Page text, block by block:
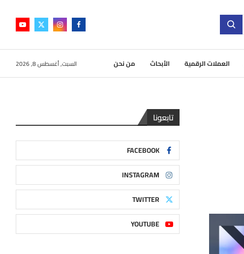
العملات الرقمية الأبحاث من نحن السبت, أغسطس 8, 2026
تابعونا
FACEBOOK
INSTAGRAM
TWITTER
YOUTUBE